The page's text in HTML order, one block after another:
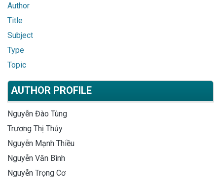
Author
Title
Subject
Type
Topic
AUTHOR PROFILE
Nguyễn Đào Tùng
Trương Thị Thủy
Nguyễn Mạnh Thiều
Nguyễn Văn Bình
Nguyễn Trọng Cơ